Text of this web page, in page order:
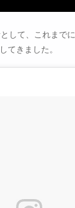
して、これまでに
してきました。